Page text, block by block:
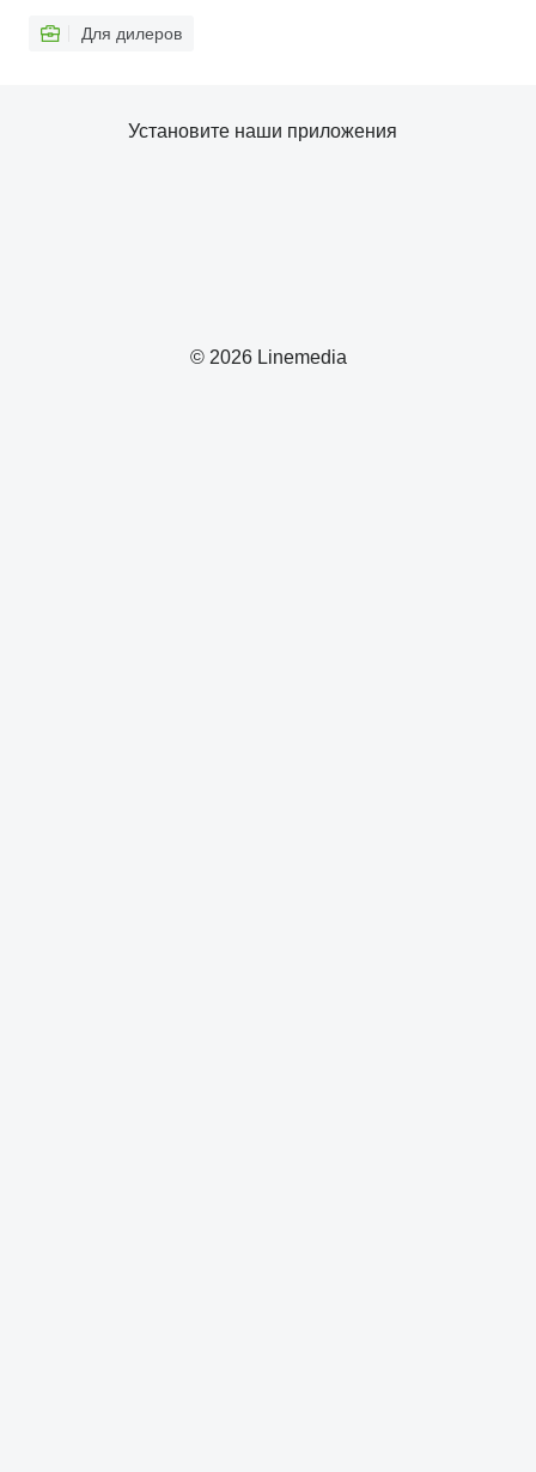
Для дилеров
© 2026 Linemedia
Установите наши приложения